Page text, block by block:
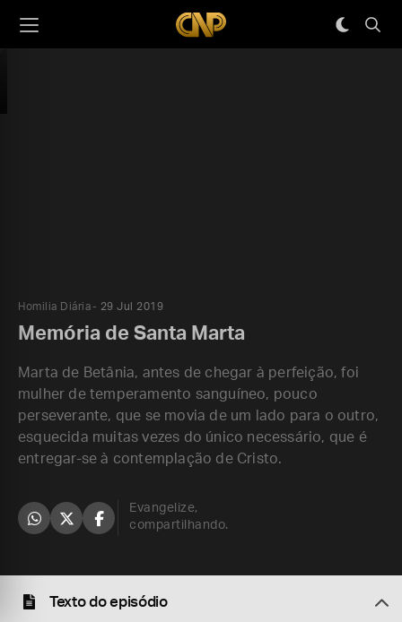
Homilia Diária 29 Jul 2019
Memória de Santa Marta
Marta de Betânia, antes de chegar à perfeição, foi
mulher de temperamento sanguíneo, pouco
perseverante, que se movia de um lado para o outro,
esquecida muitas vezes do único necessário, que é
entregar-se à contemplação de Cristo.
Evangelize,
compartilhando.
Texto do episódio